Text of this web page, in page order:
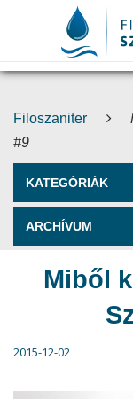
Filoszaniter
#9
KATEGÓRIÁK
ARCHÍVUM
Miből
2015-12-02